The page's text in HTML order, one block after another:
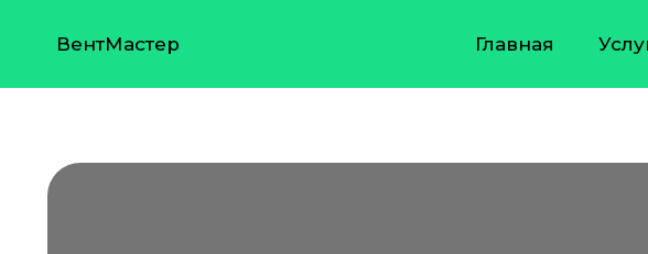
ВентМастер Главная